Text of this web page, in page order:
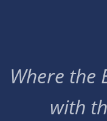
Where the
with